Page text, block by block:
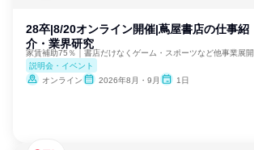
28卒|8/20オンライン開催|蔦屋書店の仕事紹
介・業界研究
家賃補助75％｜書店だけなくゲーム・スポーツなど他事業展開
説明会・イベント
オンライン
2026年8月・9月 1日